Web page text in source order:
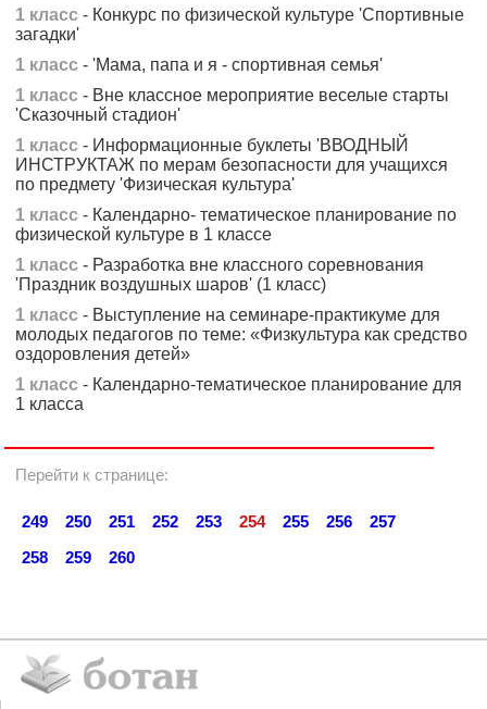
1 класс - Конкурс по физической культуре 'Спортивные
загадки'
1 класс - 'Мама, папа и я - спортивная семья'
1 класс - Вне классное мероприятие веселые старты
'Сказочный стадион'
1 класс - Информационные буклеты 'ВВОДНЫЙ
ИНСТРУКТАЖ по мерам безопасности для учащихся
по предмету 'Физическая культура'
1 класс - Календарно- тематическое планирование по
физической культуре в 1 классе
1 класс - Разработка вне классного соревнования
'Праздник воздушных шаров' (1 класс)
1 класс - Выступление на семинаре-практикуме для
молодых педагогов по теме: «Физкультура как средство
оздоровления детей»
1 класс - Календарно-тематическое планирование для
1 класса
Перейти к странице:
249 250 251 252 253 254 255 256
257
258
259 260